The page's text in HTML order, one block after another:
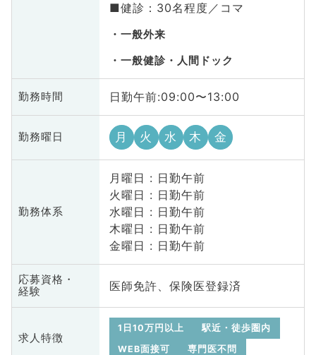
■健診：30名程度／コマ
一般外来
一般健診・人間ドック
勤務時間 日勤午前:09:00〜13:00
勤務曜日 月 火 水 木 金
勤務体系
月曜日 : 日勤午前
火曜日 : 日勤午前
水曜日 : 日勤午前
木曜日 : 日勤午前
金曜日 : 日勤午前
応募資格・
経験
医師免許、保険医登録済
求人特徴
1日10万円以上
駅近・徒歩圏内
WEB面接可
専門医不問